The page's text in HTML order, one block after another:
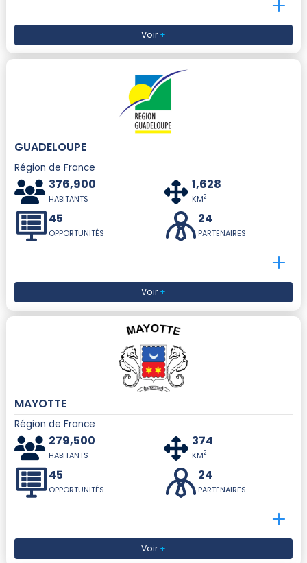
Voir+
GUADELOUPE
Région de France
376,900
HABITANTS
1,628
KM2
45
OPPORTUNITÉS
24
PARTENAIRES
Voir+
MAYOTTE
Région de France
279,500
HABITANTS
374
KM2
45
OPPORTUNITÉS
24
PARTENAIRES
Voir+